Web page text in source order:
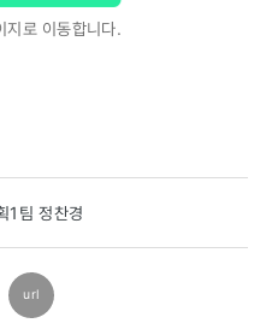
지로 이동합니다.
1팀 정찬경
url